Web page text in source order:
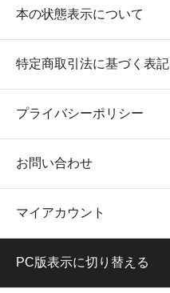
本の状態表示について
特定商取引法に基づく表記
プライバシーポリシー
お問い合わせ
マイアカウント
PC版表示に切り替える